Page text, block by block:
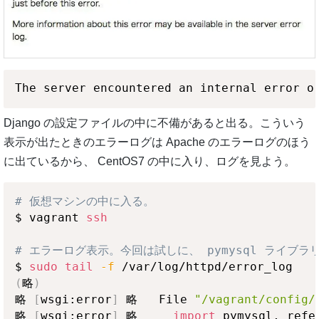
Django の設定ファイルの中に不備があると出る。こういう
表示が出たときのエラーログは Apache のエラーログのほう
に出ているから、 CentOS7 の中に入り、ログを見よう。
# 仮想マシンの中に入る。
$ vagrant ssh
# エラーログ表示。今回は試しに、 pymysql ライブ
$ sudo tail -f
(略 )
略
[wsgi:error] 略   File
"/vagrant/config/
略
[wsgi:error] 略 import pymysql,